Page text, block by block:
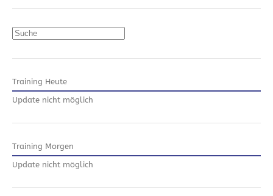
Suchen
Training Heute
Update nicht möglich
Training Morgen
Update nicht möglich